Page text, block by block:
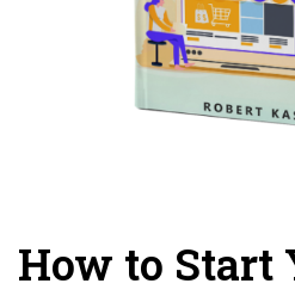
How to Start